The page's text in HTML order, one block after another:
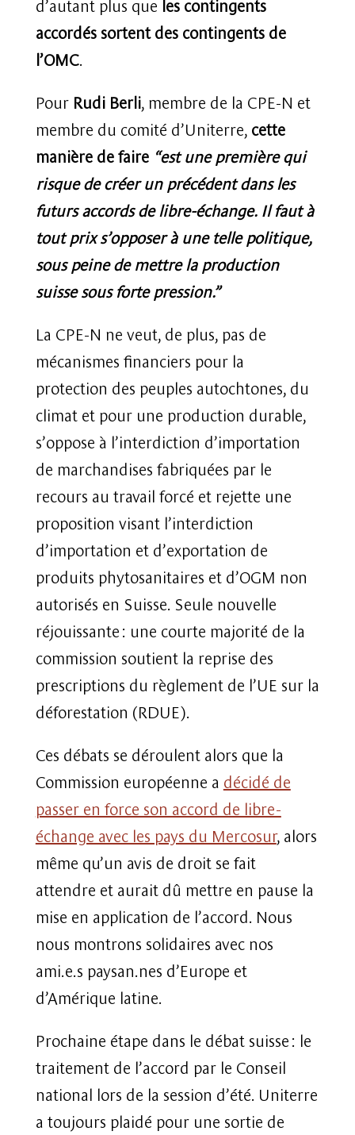
accordés sortent des contingents de
l’OMC.
Pour Rudi Berli, membre de la CPE-N et
membre du comité d’Uniterre, cette
manière de faire “est une première qui
risque de créer un précédent dans les
futurs accords de libre-échange.Il faut à
tout prix s’opposer à une telle politique,
sous peine de mettre la production
suisse sous forte pression.”
La CPE-N ne veut, de plus, pas de
mécanismes financiers pour la
protection des peuples autochtones, du
climat et pour une production durable,
s’oppose à l’interdiction d’importation
de marchandises fabriquées par le
recours au travail forcé et rejette une
proposition visant l’interdiction
d’importation et d’exportation de
produits phytosanitaires et d’OGM non
autorisés en Suisse. Seule nouvelle
réjouissante : une courte majorité de la
commission soutient la reprise des
prescriptions du règlement de l’UE sur la
déforestation (RDUE).
Ces débats se déroulent alors que la
Commission européenne a décidé de
passer en force son accord de libre-
échange avec les pays du Mercosur, alors
même qu’un avis de droit se fait
attendre et aurait dû mettre en pause la
mise en application de l’accord. Nous
nous montrons solidaires avec nos
ami.e.s paysan.nes d’Europe et
d’Amérique latine.
Prochaine étape dans le débat suisse : le
traitement de l’accord par le Conseil
national lors de la session d’été. Uniterre
a toujours plaidé pour une sortie de